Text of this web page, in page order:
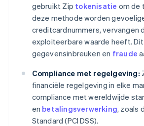
gebruikt Zip tokenisatie om de
deze methode worden
creditcardnummers, vervangen
exploiteerbare waarde heeft.
gegevensinbreuken en fraude
Compliance met regelgeving:
financiële regelgeving in elke
compliance met wereldwijde
en betalingsverwerking, zoals
Standard (PCI DSS).